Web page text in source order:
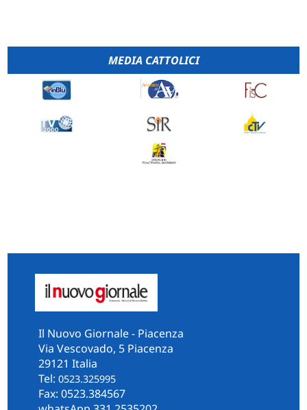
MEDIA CATTOLICI
Il Nuovo Giornale - Piacenza
Via Vescovado, 5 Piacenza
29121 Italia
Tel: 0523.325995
Fax: 0523.384567